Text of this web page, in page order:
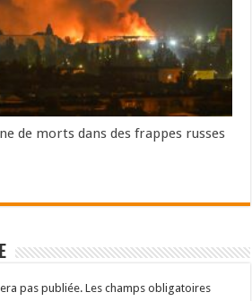
de morts dans des frappes russes
pas publiée. Les champs obligatoires